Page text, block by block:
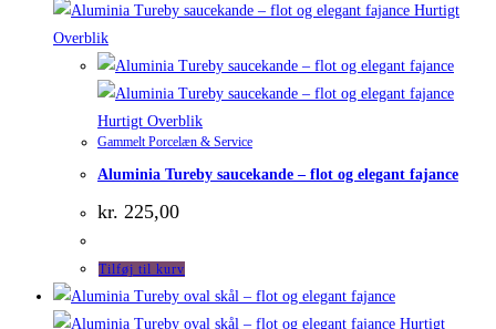
Hurtigt
Overblik
Hurtigt Overblik
Gammelt Porcelæn & Service
Aluminia Tureby saucekande – flot og elegant fajance
kr. 225,00
Tilføj til kurv
Hurtigt